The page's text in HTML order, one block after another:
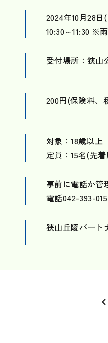
2024年10月28日
10:30～11:30 ※
受付場所：狭山
200円(保険料、
対象：18歳以上
定員：15名(先
事前に電話か管
電話042-393-
狭山丘陵パー